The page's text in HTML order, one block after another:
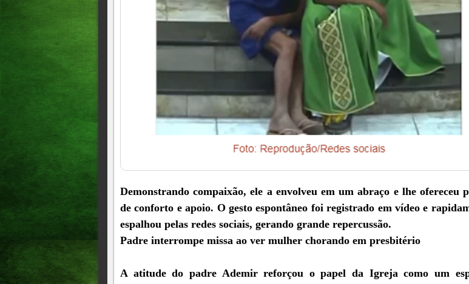
Demonstrando compaixão, ele a envolveu em um abraço e lhe ofereceu
de conforto e apoio. O gesto espontâneo foi registrado em vídeo e
espalhou pelas redes sociais, gerando grande repercussão.
Padre interrompe missa ao ver mulher chorando em presbitério
A atitude do padre Ademir reforçou o papel da Igreja como um